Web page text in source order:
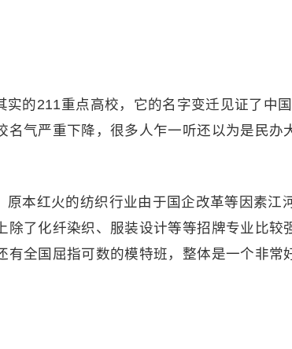
的211重点高校，它的名字变迁见证了中国
气严重下降，很多人乍一听还以为是民办
本红火的纺织行业由于国企改革等因素江
了化纤染织、服装设计等等招牌专业比较
全国屈指可数的模特班，整体是一个非常